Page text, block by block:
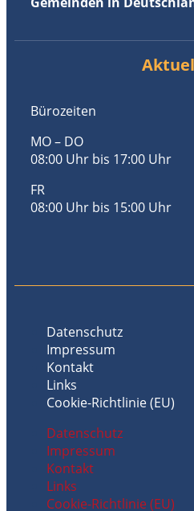
Bürozeiten
MO – DO
08:00 Uhr bis 17:00 Uhr
FR
08:00 Uhr bis 15:00 Uhr
Datenschutz
Impressum
Kontakt
Links
Cookie-Richtlinie (EU)
Datenschutz
Impressum
Kontakt
Links
Cookie-Richtlinie (EU)